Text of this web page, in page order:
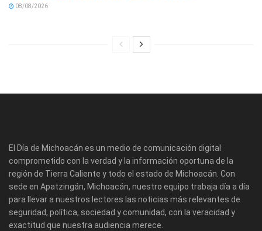
08/08/2026
El Día de Michoacán es un medio de comunicación digital
comprometido con la verdad y la información oportuna de la
región de Tierra Caliente y todo el estado de Michoacán. Con
sede en Apatzingán, Michoacán, nuestro equipo trabaja día a día
para llevar a nuestros lectores las noticias más relevantes de
seguridad, política, sociedad y comunidad, con la veracidad y
exactitud que nuestra audiencia merece.